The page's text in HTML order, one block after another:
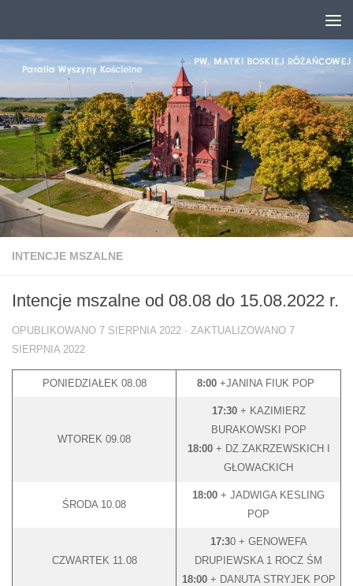
INTENCJE MSZALNE
Intencje mszalne od 08.08 do 15.08.2022 r.
OPUBLIKOWANO 7 SIERPNIA 2022 · ZAKTUALIZOWANO 7
SIERPNIA 2022
PONIEDZIAŁEK 08.08 8:00+JANINA FIUK POP
WTOREK 09.08
17:30 + KAZIMIERZ
BURAKOWSKI POP
18:00 + DZ.ZAKRZEWSKICH I
GŁOWACKICH
ŚRODA 10.08
18:00 + JADWIGA KESLING
POP
CZWARTEK 11.08
17:30 + GENOWEFA
DRUPIEWSKA 1 ROCZ ŚM
18:00 + DANUTA STRYJEK POP